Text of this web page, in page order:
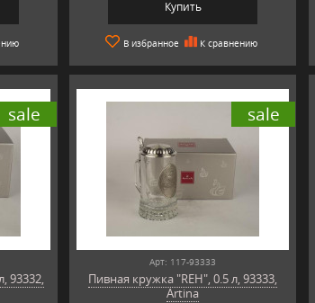
Купить
В избранное К сравнению
sale
93332,
sale
Арт: 117-93333
Пивная кружка "REH", 0.5 л, 93333,
Artina